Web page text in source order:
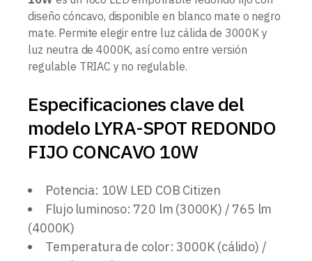
diseño cóncavo, disponible en blanco mate o negro
mate. Permite elegir entre luz cálida de 3000K y
luz neutra de 4000K, así como entre versión
regulable TRIAC y no regulable.
Especificaciones clave del
modelo LYRA-SPOT REDONDO
FIJO CONCAVO 10W
Potencia: 10W LED COB Citizen
Flujo luminoso: 720 lm (3000K) / 765 lm
(4000K)
Temperatura de color: 3000K (cálido) /